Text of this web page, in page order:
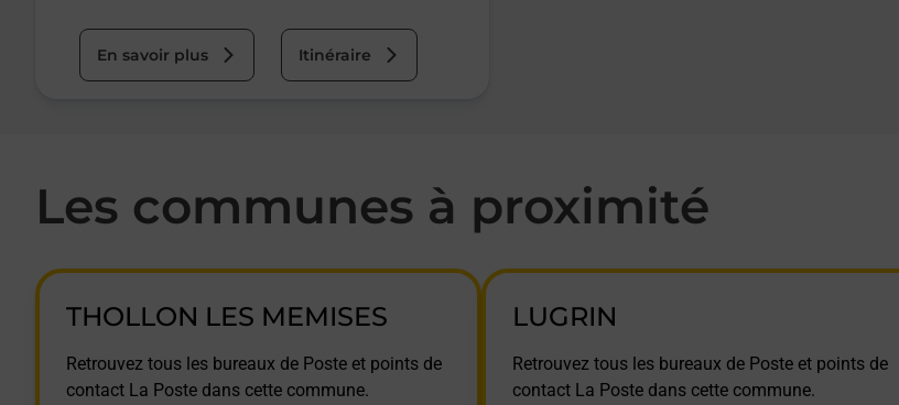
En savoir plus Itinéraire
Les communes à proximité
THOLLON LES MEMISES
Retrouvez tous les bureaux de Poste et points de
contact La Poste dans cette commune.
LUGRIN
Retrouvez tous les bureaux de Poste et points de
contact La Poste dans cette commune.